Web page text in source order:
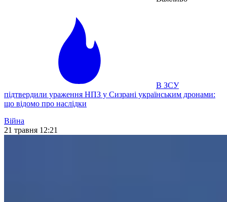
В ЗСУ
підтвердили ураження НПЗ у Сизрані українським дронами:
що відомо про наслідки
Війна
21 травня 12:21